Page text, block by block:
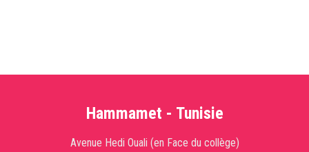
Hammamet - Tunisie
Avenue Hedi Ouali (en Face du collège)